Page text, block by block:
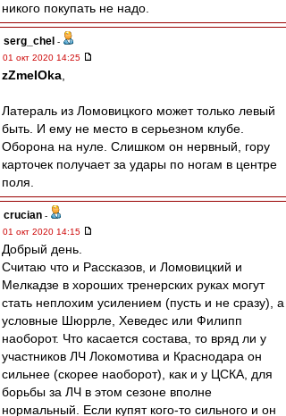
никого покупать не надо.
serg_chel -
01 окт 2020 14:25
zZmeIOka
Латераль из Ломовицкого может только левый
быть. И ему не место в серьезном клубе.
Оборона на нуле. Слишком он нервный, гору
карточек получает за удары по ногам в центре
поля.
crucian -
01 окт 2020 14:15
Добрый день.
Считаю что и Рассказов, и Ломовицкий и
Мелкадзе в хороших тренерских руках могут
стать неплохим усилением (пусть и не сразу), а
условные Шюррле, Хеведес или Филипп
наоборот. Что касается состава, то вряд ли у
участников ЛЧ Локомотива и Краснодара он
сильнее (скорее наоборот), как и у ЦСКА, для
борьбы за ЛЧ в этом сезоне вполне
нормальный. Если купят кого-то сильного и он